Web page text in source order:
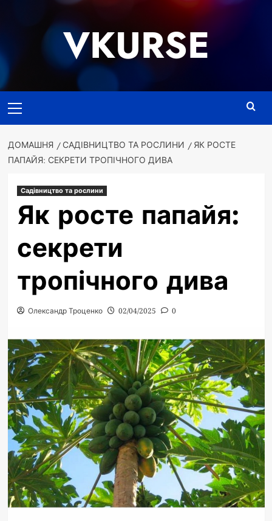
VKURSE
меню
ДОМАШНЯ САДІВНИЦТВО ТА РОСЛИНИ
ЯК РОСТЕ
ПАПАЙЯ: СЕКРЕТИ ТРОПІЧНОГО ДИВА
Садівництво та рослини
Як росте папайя:
секрети
тропічного дива
Олександр Троценко 02/04/2025 0